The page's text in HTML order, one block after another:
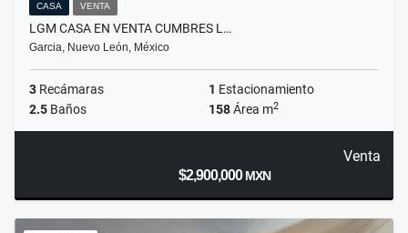
CASA VENTA
LGM CASA EN VENTA CUMBRES L…
Garcia, Nuevo León, México
3 Recámaras 1 Estacionamiento
2.5 Baños 158Área m2
Venta
$2,900,000MXN